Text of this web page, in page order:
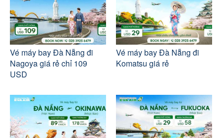
Vé máy bay Đà Nẵng đi
Nagoya giá rẻ chỉ 109
USD
Vé máy bay Đà Nẵng đi
Komatsu giá rẻ